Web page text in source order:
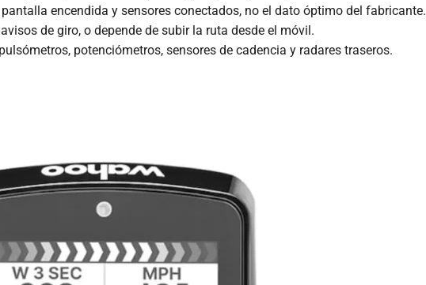
encendida y sensores conectados, no el dato óptimo del fabricante.
de giro, o depende de subir la ruta desde el móvil.
potenciómetros, sensores de cadencia y radares traseros.